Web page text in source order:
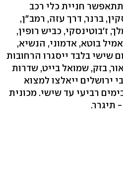
חניית כלי רכב
ברנר, דרך עזה, רמב"ן,
ז'בוטינסקי, כביש רופין,
אמיל בוטא, אדמוני, הנשיא,
שישי בלבד ייסגרו הרחובות
בזק, שמואל בייט, שדרות
ירושלים ייאלצו למצוא
רביעי עד שישי. מכונית
תיגרר.